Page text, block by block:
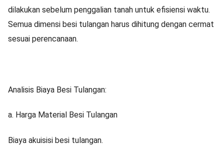
dilakukan sebelum penggalian tanah untuk efisiensi waktu.
Semua dimensi besi tulangan harus dihitung dengan cermat
sesuai perencanaan.
Analisis Biaya Besi Tulangan:
a. Harga Material Besi Tulangan
Biaya akuisisi besi tulangan.